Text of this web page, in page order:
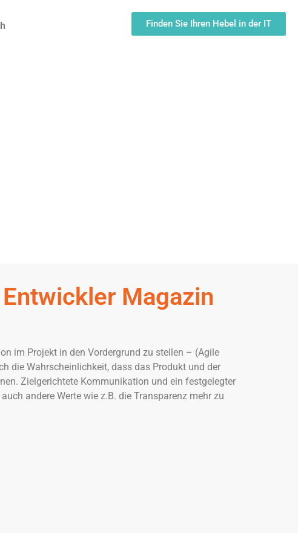
Finden Sie Ihren Hebel in der IT
Magazin
im Projekt in den Vordergrund zu stellen – (Agile
die Wahrscheinlichkeit, dass das Produkt und der
Zielgerichtete Kommunikation und ein festgelegter
andere Werte wie z.B. die Transparenz mehr zu